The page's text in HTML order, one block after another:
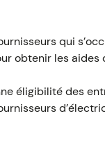
qui
obtenir les aides
éligibilité des